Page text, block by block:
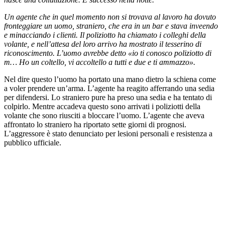
Un agente che in quel momento non si trovava al lavoro ha dovuto
fronteggiare un uomo, straniero, che era in un bar e stava inveendo
e minacciando i clienti. Il poliziotto ha chiamato i colleghi della
volante, e nell’attesa del loro arrivo ha mostrato il tesserino di
riconoscimento. L’uomo avrebbe detto «io ti conosco poliziotto di
m… Ho un coltello, vi accoltello a tutti e due e ti ammazzo».
Nel dire questo l’uomo ha portato una mano dietro la schiena come
a voler prendere un’arma. L’agente ha reagito afferrando una sedia
per difendersi. Lo straniero pure ha preso una sedia e ha tentato di
colpirlo. Mentre accadeva questo sono arrivati i poliziotti della
volante che sono riusciti a bloccare l’uomo. L’agente che aveva
affrontato lo straniero ha riportato sette giorni di prognosi.
L’aggressore è stato denunciato per lesioni personali e resistenza a
pubblico ufficiale.